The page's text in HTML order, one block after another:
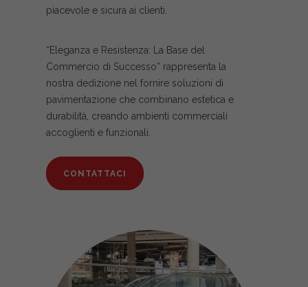
piacevole e sicura ai clienti.
“Eleganza e Resistenza: La Base del
Commercio di Successo” rappresenta la
nostra dedizione nel fornire soluzioni di
pavimentazione che combinano estetica e
durabilità, creando ambienti commerciali
accoglienti e funzionali.
CONTATTACI